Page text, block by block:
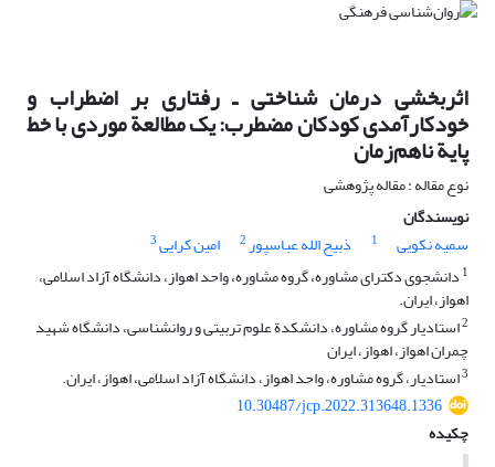
اثربخشی درمان شناختی ـ رفتاری بر اضطراب و
خودکارآمدی کودکان مضطرب: یک مطالعة موردی با خط
پایة ناهم‌زمان
نوع مقاله : مقاله پژوهشی
نویسندگان
سمیه نکویی
1 ذبیح الله عباسپور2 امین کرایی3
1 دانشجوی دکترای مشاوره، گروه مشاوره، واحد اهواز، دانشگاه آزاد اسلامی،
اهواز، ایران.
2استادیار گروه مشاوره، دانشکدة علوم تربیتی و روان‏شناسی، دانشگاه شهید
چمران اهواز، اهواز، ایران
3استادیار، گروه مشاوره، واحد اهواز، دانشگاه آزاد اسلامی، اهواز، ایران.
10.30487/jcp.2022.313648.1336
چکیده